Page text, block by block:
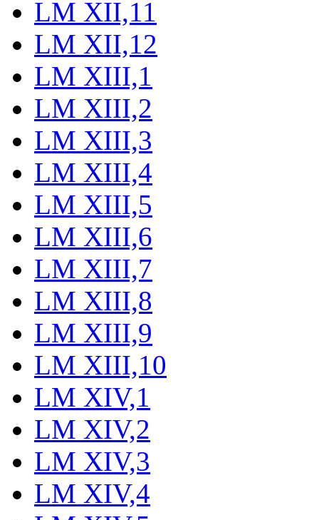
LM XII,11
LM XII,12
LM XIII,1
LM XIII,2
LM XIII,3
LM XIII,4
LM XIII,5
LM XIII,6
LM XIII,7
LM XIII,8
LM XIII,9
LM XIII,10
LM XIV,1
LM XIV,2
LM XIV,3
LM XIV,4